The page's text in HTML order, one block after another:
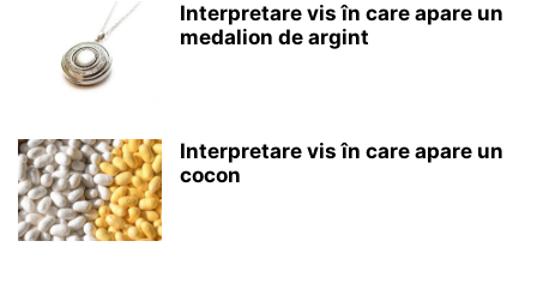
Interpretare vis în care apare un
medalion de argint
Interpretare vis în care apare un
cocon